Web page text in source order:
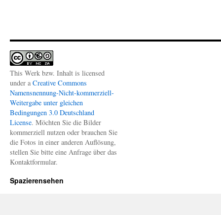
This Werk bzw. Inhalt is licensed
under a Creative Commons
Namensnennung-Nicht-kommerziell-
Weitergabe unter gleichen
Bedingungen 3.0 Deutschland
License. Möchten Sie die Bilder
kommerziell nutzen oder brauchen Sie
die Fotos in einer anderen Auflösung,
stellen Sie bitte eine Anfrage über das
Kontaktformular.
Spazierensehen